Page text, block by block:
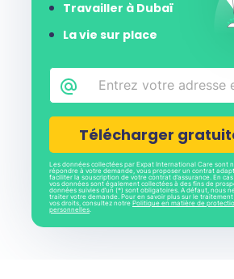
Travailler à Dubaï
La vie sur place
Email
CAPTCHA
Les données collectées par Expat International Care sont
répondre à votre demande, vous proposer un contrat
faciliter la souscription de votre contrat d’assurance. En
vos données sont également collectées à des fins de
données suivies d’un (*) sont obligatoires. A défaut, nous
traiter votre demande. Pour en savoir plus sur le
vos droits, consultez notre Politique en matière de
personnelles.